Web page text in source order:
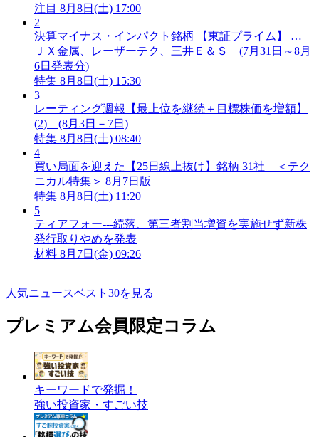
注目 8月8日(土) 17:00
2
決算マイナス・インパクト銘柄 【東証プライム】 …
ＪＸ金属、レーザーテク、三井Ｅ＆Ｓ (7月31日～8月
6日発表分)
特集 8月8日(土) 15:30
3
レーティング週報【最上位を継続＋目標株価を増額】
(2) (8月3日－7日)
特集 8月8日(土) 08:40
4
買い局面を迎えた【25日線上抜け】銘柄 31社 ＜テク
ニカル特集＞ 8月7日版
特集 8月8日(土) 11:20
5
ティアフォー---続落、第三者割当増資を実施せず新株
発行取りやめを発表
材料 8月7日(金) 09:26
人気ニュースベスト30を見る
プレミアム会員限定コラム
キーワードで発掘！
強い投資家・すごい技